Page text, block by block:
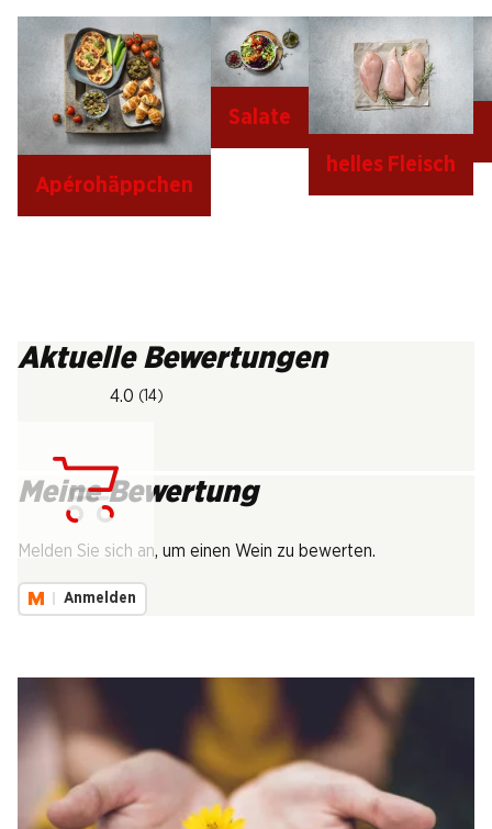
Apérohäppchen
Salate
helles Fleisch
Aktuelle Bewertungen
4.0 (14)
Meine Bewertung
Melden Sie sich an, um einen Wein zu bewerten.
Anmelden